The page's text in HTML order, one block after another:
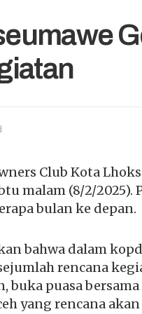
Club Kota
malam (8/2/2025).
bulan ke depan.
bahwa dalam
rencana
puasa bersama
yang rencana akan